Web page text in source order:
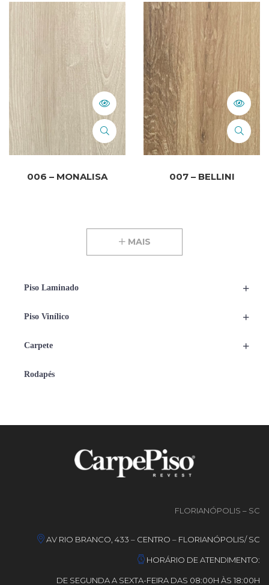
006 – MONALISA 007 – BELLINI
MAIS
+
Piso Laminado
+
Piso Vinílico
+
Carpete
Rodapés
FLORIANÓPOLIS – SC
AV RIO BRANCO, 433 – CENTRO – FLORIANÓPOLIS/ SC
HORÁRIO DE ATENDIMENTO:
DE SEGUNDA A SEXTA-FEIRA DAS 08:00H ÀS 18:00H